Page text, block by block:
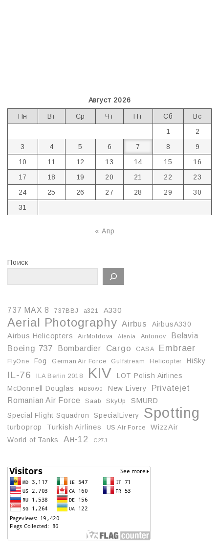
Август 2026
Пн Вт Ср Чт Пт Сб
Вс
1
2
3
4 5 6 7 8
9
10
11 12 13 14 15
16
17
18 19 20 21 22
23
24
25 26 27 28 29
30
31
« Апр
Поиск
737 MAX 8 737BBJ a321 A330
Aerial Photography Airbus
AirbusA330
Airbus Helicopters
AirMoldova Alenia Antonov Belavia
Boeing 737 Bombardier Cargo CASA Embraer
FlyOne Fog German Air Force Gulfstream Helicopter HiSky
IL-76 ILA Berlin 2018 KIV
LOT Polish Airlines
McDonnell Douglas
MD80/90 New Livery Privatejet
Romanian Air Force Saab SkyUp
SMURD
Special Flight Squadron
SpecialLivery Spotting
turboprop Turkish Airlines US Air Force
WizzAir
World of Tanks
Ан-12 С27J